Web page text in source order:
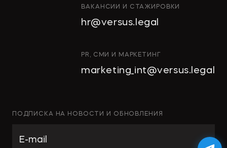
СТРОИТЕЛЬСТВО
И НЕДВИЖИМОСТЬ
АРХИТЕКТУРА
КОРПОРАТИВНОЕ ПРАВО И
M&A
РАЗРЕШЕНИЕ СПОРОВ
ВАКАНСИИ И СТАЖИРОВКИ
hr@versus.legal
PR, СМИ И МАРКЕТИНГ
marketing_int@versus.legal
ПОДПИСКА НА НОВОСТИ И ОБНОВЛЕНИЯ